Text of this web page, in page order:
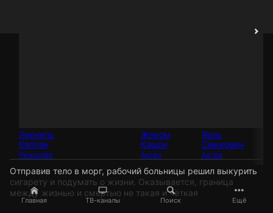
Главная ТВ-каналы Поиск Ещё
Лионель
Каплан
Режиссёр
Жером
Кашон
Актёр
Яэль
Симкович
Актёр
Отправив тело в морг, рабочий больницы решил выкурить
сигарету и подумать о жизни. Оказывается, граница
между жизнью и смертью не такая и чёткая